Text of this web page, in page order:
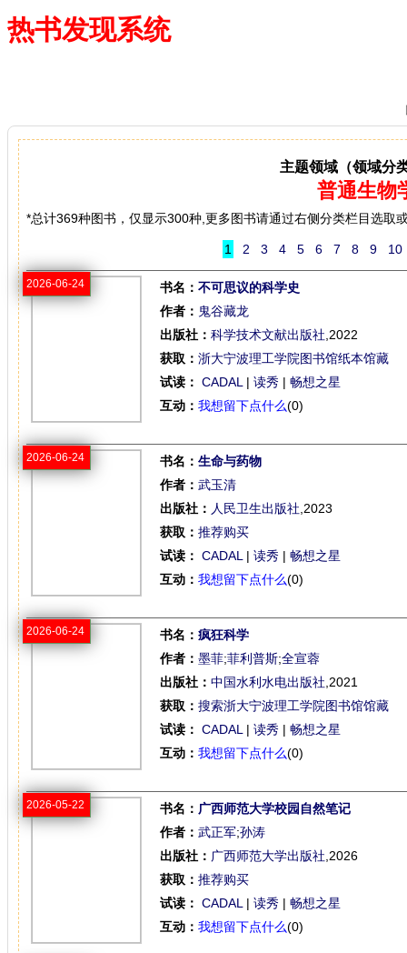
热书发现系统
主题领域（领域分
普通生物
*总计369种图书，仅显示300种,更多图书请通过右侧分类栏目选取
1 2 3 4 5 6 7 8 9 10
2026-06-24 书名： 不可思议的科学史
作者： 鬼谷藏龙
出版社： 科学技术文献出版社 ,2022
获取： 浙大宁波理工学院图书馆纸本馆藏
试读： CADAL | 读秀 | 畅想之星
互动： 我想留下点什么(0)
2026-06-24 书名： 生命与药物
作者： 武玉清
出版社： 人民卫生出版社 ,2023
获取： 推荐购买
试读： CADAL | 读秀 | 畅想之星
互动： 我想留下点什么(0)
2026-06-24 书名： 疯狂科学
作者： 墨菲;菲利普斯;全宣蓉
出版社： 中国水利水电出版社 ,2021
获取： 搜索浙大宁波理工学院图书馆馆藏
试读： CADAL | 读秀 | 畅想之星
互动： 我想留下点什么(0)
2026-05-22 书名： 广西师范大学校园自然笔记
作者： 武正军;孙涛
出版社： 广西师范大学出版社 ,2026
获取： 推荐购买
试读： CADAL | 读秀 | 畅想之星
互动： 我想留下点什么(0)